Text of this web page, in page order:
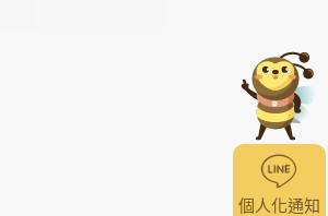
個人化通知